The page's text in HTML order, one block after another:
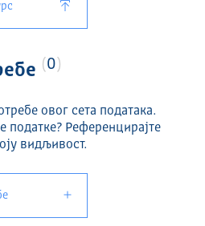
0
овог сета података.
податке? Референцирајте
видљивост.